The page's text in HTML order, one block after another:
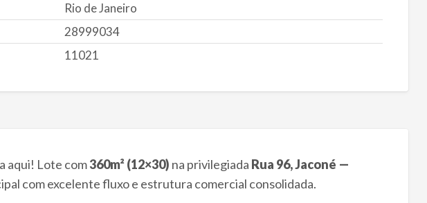
Rio de Janeiro
28999034
11021
aqui! Lote com360m² (12×30) na privilegiada Rua 96, Jaconé —
com excelente fluxo e estrutura comercial consolidada.